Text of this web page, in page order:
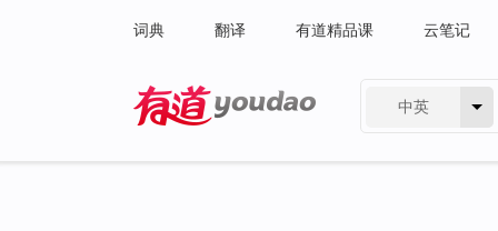
词典 翻译 有道精品课 云笔记
中英